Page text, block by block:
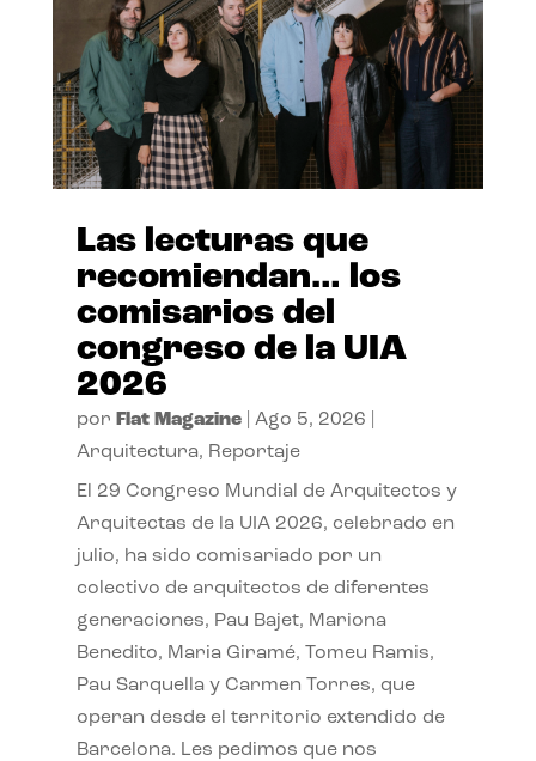
Las lecturas que
recomiendan… los
comisarios del
congreso de la UIA
2026
por Flat Magazine| Ago 5, 2026
Arquitectura, Reportaje
El 29 Congreso Mundial de Arquitectos y
Arquitectas de la UIA 2026, celebrado en
julio, ha sido comisariado por un
colectivo de arquitectos de diferentes
generaciones, Pau Bajet, Mariona
Benedito, Maria Giramé, Tomeu Ramis,
Pau Sarquella y Carmen Torres, que
operan desde el territorio extendido de
Barcelona. Les pedimos que nos